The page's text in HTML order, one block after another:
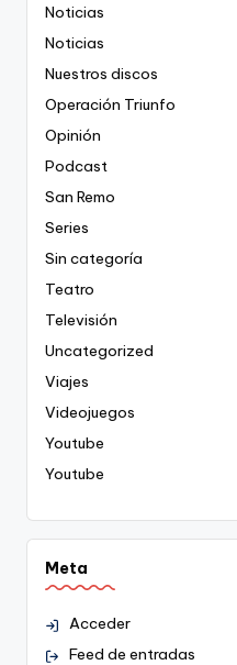
Noticias
Noticias
Nuestros discos
Operación Triunfo
Opinión
Podcast
San Remo
Series
Sin categoría
Teatro
Televisión
Uncategorized
Viajes
Videojuegos
Youtube
Youtube
Meta
Acceder
Feed de entradas